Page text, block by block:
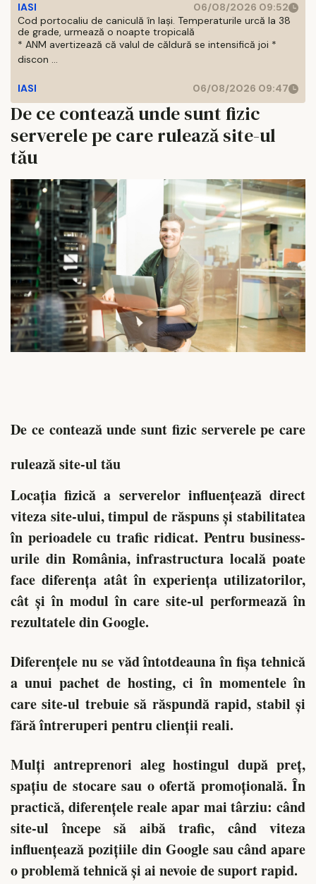
IASI
06/08/2026 09:52
Cod portocaliu de caniculă în Iași. Temperaturile urcă la 38
de grade, urmează o noapte tropicală
* ANM avertizează că valul de căldură se intensifică joi *
discon ...
IASI 06/08/2026 09:47
De ce contează unde sunt fizic
serverele pe care rulează site-ul
tău
De ce contează unde sunt fizic serverele pe care
rulează site-ul tău
Locația fizică a serverelor influențează direct
viteza site-ului, timpul de răspuns și stabilitatea
în perioadele cu trafic ridicat. Pentru business-
urile din România, infrastructura locală poate
face diferența atât în experiența utilizatorilor,
cât și în modul în care site-ul performează în
rezultatele din Google.
Diferențele nu se văd întotdeauna în fișa tehnică
a unui pachet de hosting, ci în momentele în
care site-ul trebuie să răspundă rapid, stabil și
fără întreruperi pentru clienții reali.
Mulți antreprenori aleg hostingul după preț,
spațiu de stocare sau o ofertă promoțională. În
practică, diferențele reale apar mai târziu: când
site-ul începe să aibă trafic, când viteza
influențează pozițiile din Google sau când apare
o problemă tehnică și ai nevoie de suport rapid.